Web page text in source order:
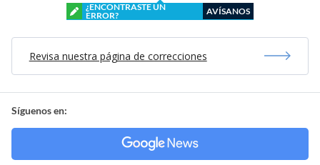
¿ENCONTRASTE UN
ERROR?
AVÍSANOS
Revisa nuestra página de correcciones
Síguenos en: